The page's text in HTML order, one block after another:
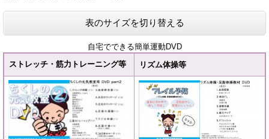
表のサイズを切り替える
自宅でできる簡単運動DVD
ストレッチ・筋力トレーニング等
リズム体操等